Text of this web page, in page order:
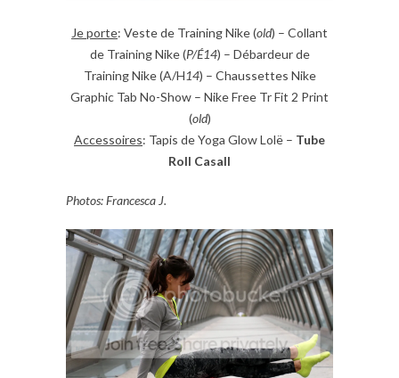
Je porte: Veste de Training Nike (old) – Collant
de Training Nike (P/É14) – Débardeur de
Training Nike (A/H14) – Chaussettes Nike
Graphic Tab No-Show – Nike Free Tr Fit 2 Print
(old)
Accessoires: Tapis de Yoga Glow Lolë – Tube
Roll Casall
Photos: Francesca J.